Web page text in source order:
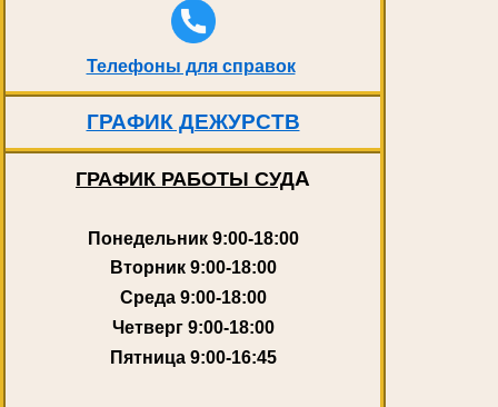
Телефоны для справок
ГРАФИК ДЕЖУРСТВ
ГРАФИК РАБОТЫ СУДА
Понедельник 9:00-18:00
Вторник 9:00-18:00
Среда 9:00-18:00
Четверг 9:00-18:00
Пятница 9:00-16:45